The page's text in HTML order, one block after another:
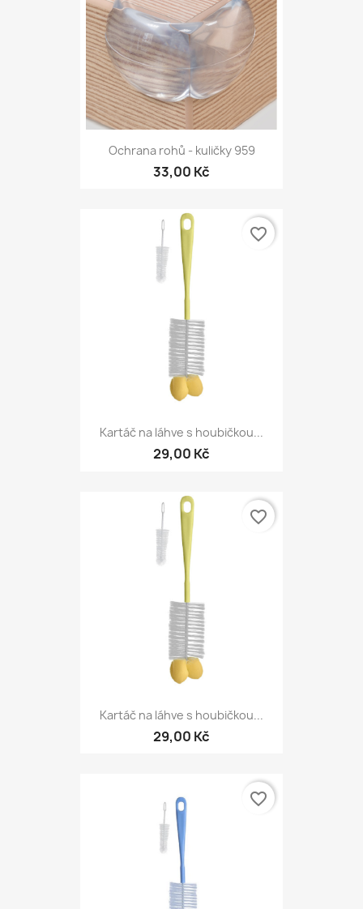
Ochrana rohů - kuličky 959
33,00 Kč
Kartáč na láhve s houbičkou...
29,00 Kč
favorite_border
Kartáč na láhve s houbičkou...
29,00 Kč
favorite_border
favorite_border